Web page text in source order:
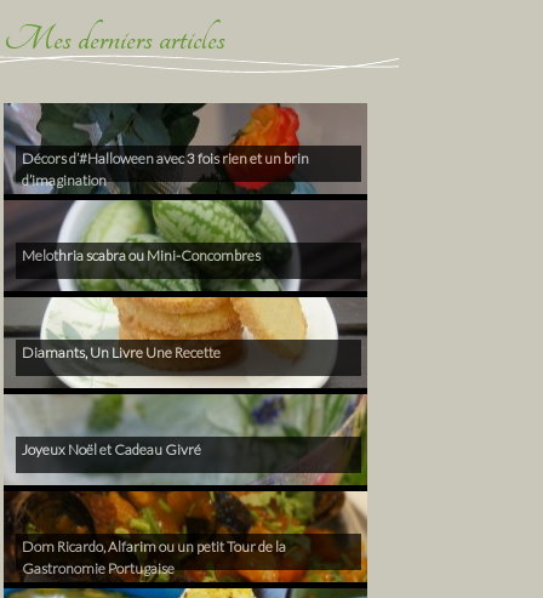
Mes derniers articles
Décors d’#Halloween avec 3 fois rien et un brin
d’imagination
Melothria scabra ou Mini-Concombres
Diamants, Un Livre Une Recette
Joyeux Noël et Cadeau Givré
Dom Ricardo, Alfarim ou un petit Tour de la
Gastronomie Portugaise